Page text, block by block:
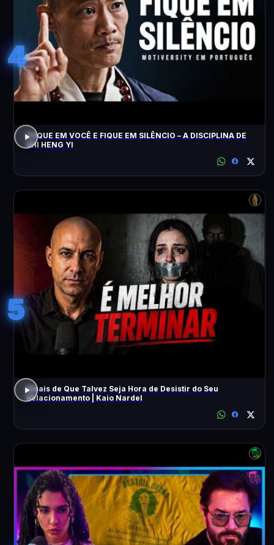
4
FOQUE EM VOCÊ E FIQUE EM SILÊNCIO – A DISCIPLINA DE
SHI HENG YI
5
Sinais de Que Talvez Seja Hora de Desistir do Seu
Relacionamento | Kaio Nardel